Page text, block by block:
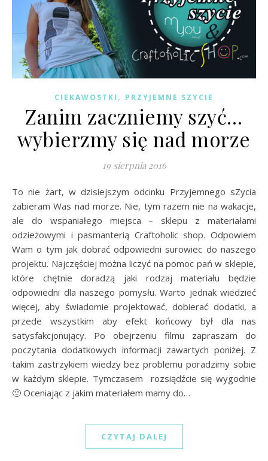
CIEKAWOSTKI , PRZYJEMNE SZYCIE
Zanim zaczniemy szyć…
wybierzmy się nad morze
19 sierpnia 2016
To nie żart, w dzisiejszym odcinku Przyjemnego sZycia
zabieram Was nad morze. Nie, tym razem nie na wakacje,
ale do wspaniałego miejsca – sklepu z materiałami
odzieżowymi i pasmanterią Craftoholic shop. Odpowiem
Wam o tym jak dobrać odpowiedni surowiec do naszego
projektu. Najczęściej można liczyć na pomoc pań w sklepie,
które chętnie doradzą jaki rodzaj materiału będzie
odpowiedni dla naszego pomysłu. Warto jednak wiedzieć
więcej, aby świadomie projektować, dobierać dodatki, a
przede wszystkim aby efekt końcowy był dla nas
satysfakcjonujący. Po obejrzeniu filmu zapraszam do
poczytania dodatkowych informacji zawartych poniżej. Z
takim zastrzykiem wiedzy bez problemu poradzimy sobie
w każdym sklepie. Tymczasem rozsiądźcie się wygodnie
🙂 Oceniając z jakim materiałem mamy do…
CZYTAJ DALEJ